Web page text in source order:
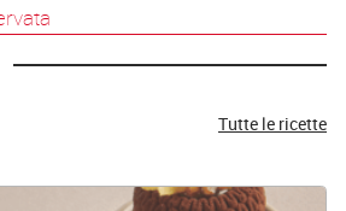
Tutte le ricette